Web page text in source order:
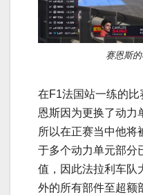
赛恩斯的
在F1法国站一练的
恩斯因为更换了动力
所以在正赛当中他将
于多个动力单元部分
值，因此法拉利车队
外的所有部件至超额